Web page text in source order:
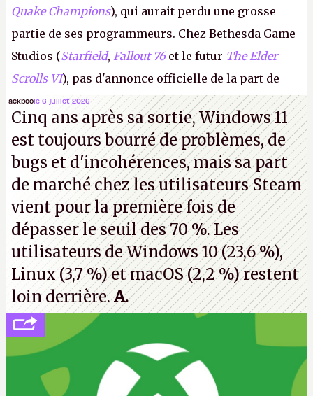
Quake Champions), qui aurait perdu une grosse
partie de ses programmeurs. Chez Bethesda Game
Studios (Starfield, Fallout 76 et le futur The Elder
Scrolls VI), pas d'annonce officielle de la part de
Microsoft, mais le syndicat des employés confirme
de nombreux licenciements.A.
ackboole 6 juillet 2026
Cinq ans après sa sortie, Windows 11
est toujours bourré de problèmes, de
bugs et d'incohérences, mais sa part
de marché chez les utilisateurs Steam
vient pour la première fois de
dépasser le seuil des 70 %. Les
utilisateurs de Windows 10 (23,6 %),
Linux (3,7 %) et macOS (2,2 %) restent
loin derrière.A.